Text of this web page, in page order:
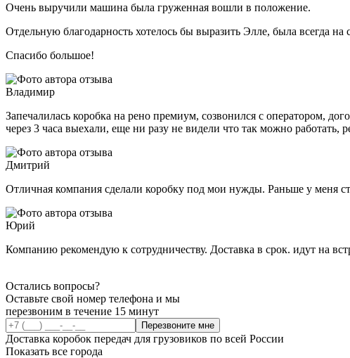
Очень выручили машина была груженная вошли в положение.
Отдельную благодарность хотелось бы выразить Элле, была всегда
Спасибо большое!
Владимир
Запечалилась коробка на рено премиум, созвонился с оператором,
через 3 часа выехали, еще ни разу не видели что так можно работать,
Дмитрий
Отличная компания сделали коробку под мои нужды. Раньше у меня
Юрий
Компанию рекомендую к сотрудничеству. Доставка в срок. идут на
Остались вопросы?
Оставьте свой номер телефона и мы
перезвоним в течение 15 минут
Перезвоните мне
Доставка коробок передач для грузовиков по всей России
Показать все города